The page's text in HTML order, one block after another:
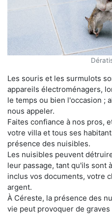
Les souris et les surmulots
appareils électroménagers,
le temps ou bien l'occasion ;
nous appeler.
Faites confiance à nos pros,
votre villa et tous ses
présence des nuisibles.
Les nuisibles peuvent
leur passage, tant qu'ils sont
inclus vos documents, votre
argent.
À Céreste, la présence des
vie peut provoquer de